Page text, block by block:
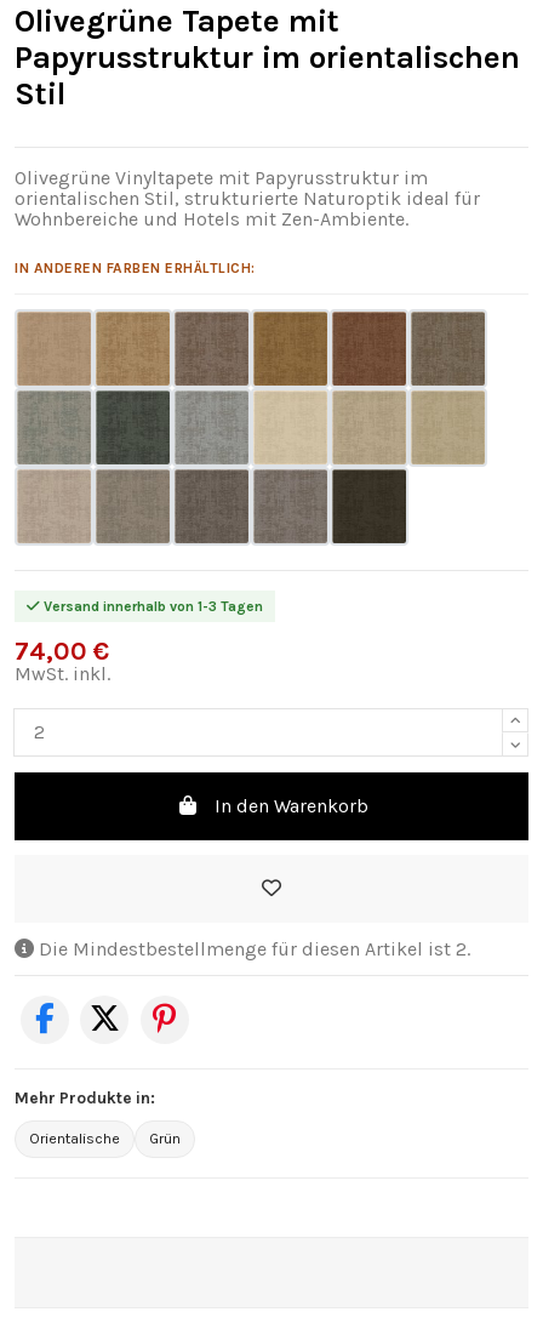
Olivegrüne Tapete mit
Papyrusstruktur im orientalischen
Stil
Olivegrüne Vinyltapete mit Papyrusstruktur im
orientalischen Stil, strukturierte Naturoptik ideal für
Wohnbereiche und Hotels mit Zen-Ambiente.
IN ANDEREN FARBEN ERHÄLTLICH:
Versand innerhalb von 1-3 Tagen
74,00 €
MwSt. inkl.
In den Warenkorb
Die Mindestbestellmenge für diesen Artikel ist 2.
Mehr Produkte in:
Orientalische Grün